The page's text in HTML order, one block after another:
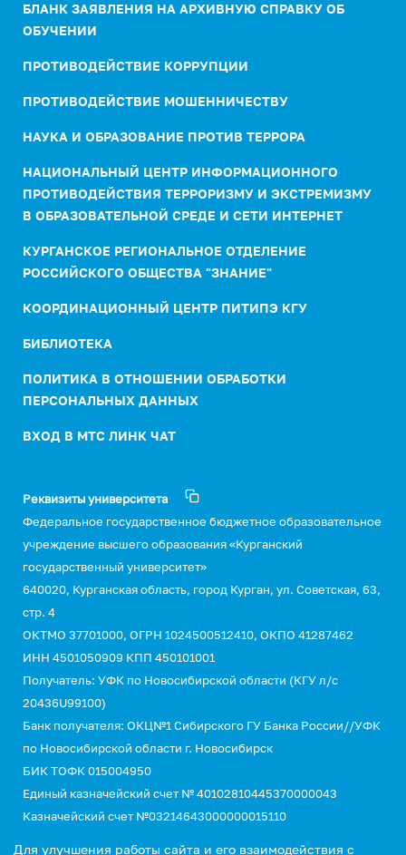
БЛАНК ЗАЯВЛЕНИЯ НА АРХИВНУЮ СПРАВКУ ОБ
ОБУЧЕНИИ
ПРОТИВОДЕЙСТВИЕ КОРРУПЦИИ
ПРОТИВОДЕЙСТВИЕ МОШЕННИЧЕСТВУ
НАУКА И ОБРАЗОВАНИЕ ПРОТИВ ТЕРРОРА
НАЦИОНАЛЬНЫЙ ЦЕНТР ИНФОРМАЦИОННОГО
ПРОТИВОДЕЙСТВИЯ ТЕРРОРИЗМУ И ЭКСТРЕМИЗМУ
В ОБРАЗОВАТЕЛЬНОЙ СРЕДЕ И СЕТИ ИНТЕРНЕТ
КУРГАНСКОЕ РЕГИОНАЛЬНОЕ ОТДЕЛЕНИЕ
РОССИЙСКОГО ОБЩЕСТВА "ЗНАНИЕ"
КООРДИНАЦИОННЫЙ ЦЕНТР ПИТИПЭ КГУ
БИБЛИОТЕКА
ПОЛИТИКА В ОТНОШЕНИИ ОБРАБОТКИ
ПЕРСОНАЛЬНЫХ ДАННЫХ
ВХОД В МТС ЛИНК ЧАТ
Реквизиты университета
Федеральное государственное бюджетное образовательное
учреждение высшего образования «Курганский
государственный университет»
640020, Курганская область, город Курган, ул. Советская, 63,
стр. 4
ОКТМО 37701000, ОГРН 1024500512410, ОКПО 41287462
ИНН 4501050909 КПП 450101001
Получатель: УФК по Новосибирской области (КГУ л/с
20436U99100)
Банк получателя: ОКЦ№1 Сибирского ГУ Банка России//УФК
по Новосибирской области г. Новосибирск
БИК ТОФК 015004950
Единый казначейский счет № 40102810445370000043
Казначейский счет №03214643000000015110
Для улучшения работы сайта и его взаимодействия с